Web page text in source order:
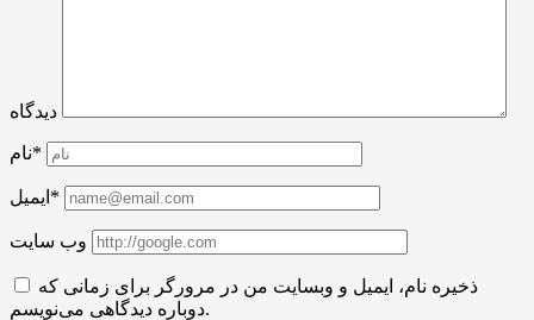
دیدگاه
نام*
ایمیل*
وب سایت
ذخیره نام، ایمیل و وبسایت من در مرورگر برای زمانی که
دوباره دیدگاهی می‌نویسم.